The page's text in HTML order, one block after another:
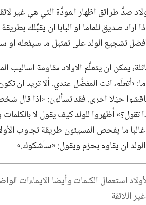
صدَّ طرائق اظهار المودَّة التي هي غير
اراد صديق للماما او البابا ان يقبِّلك
تشجيع الولد على تمثيل ما سيفعله او
يمكن ان يتعلَّم الاولاد مقاومة اساليب
انت المفضَّل عندي.‏ ألا تريد ان
حِيَلا اخرى.‏ فقد تسألون:‏ «اذا قال
تقول؟‏» أَظهروا للولد كيف يقول لا
غالبا ما يفحص المسيئون طريقة تجاوب
ان يقاوم بحزم ويقول:‏ «سأشكوك.‏»‏
استعمال الكلمات وأيضا الايماءات
اللائقة